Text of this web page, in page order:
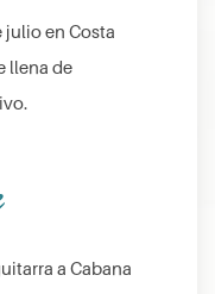
julio en Costa
llena de
a Cabana